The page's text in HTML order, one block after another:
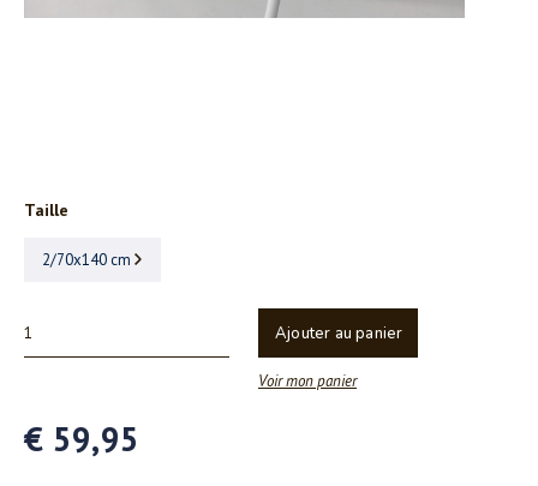
Taille
2/70x140 cm
Ajouter au panier
Voir mon panier
€ 59,95